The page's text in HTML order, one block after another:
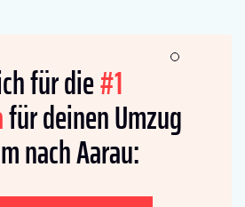
für die#1
für deinen Umzug
nach Aarau: